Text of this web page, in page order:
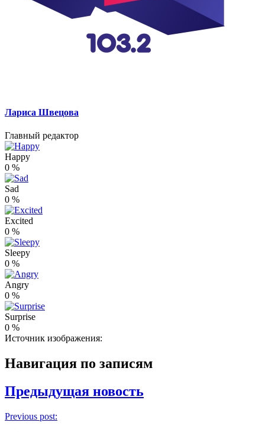
Лариса Швецова
Главный редактор
Happy
0 %
Sad
0 %
Excited
0 %
Sleepy
0 %
Angry
0 %
Surprise
0 %
Источник изображения:
Навигация по записям
Предыдущая новость
Previous post: